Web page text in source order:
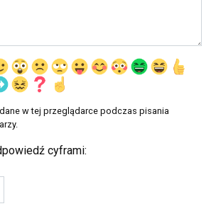
w tej przeglądarce podczas pisania
cyframi: